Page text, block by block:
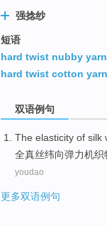
强捻纱
短语
hard twist nubby yarn
hard twist cotton yarn
双语例句
The elasticity of silk
全真丝纬向弹力机织
youdao
更多双语例句